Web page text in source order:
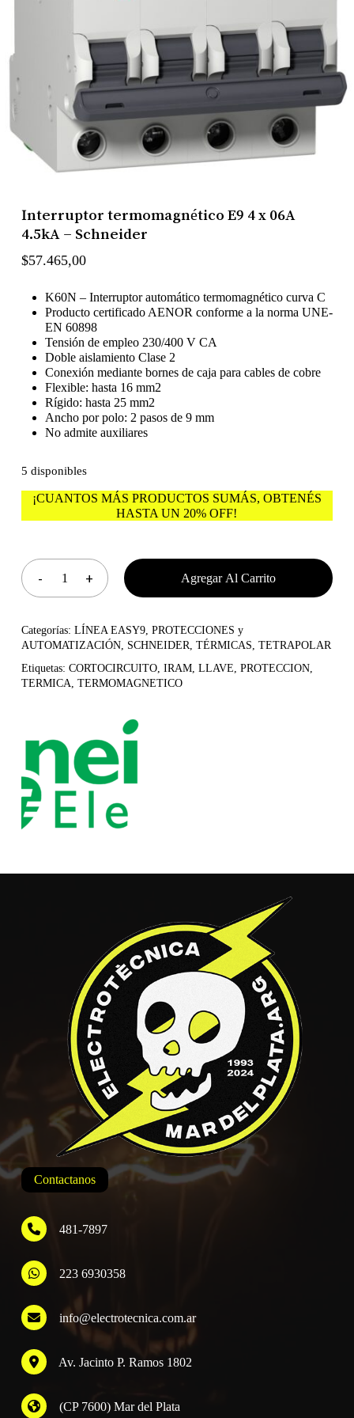
carrito.
Go To Shop
Interruptor termomagnético E9 4 x 06A
4.5kA – Schneider
$57.465,00
K60N – Interruptor automático termomagnético curva C
Producto certificado AENOR conforme a la norma UNE-
EN 60898
Tensión de empleo 230/400 V CA
Doble aislamiento Clase 2
Conexión mediante bornes de caja para cables de cobre
Flexible: hasta 16 mm2
Rígido: hasta 25 mm2
Ancho por polo: 2 pasos de 9 mm
No admite auxiliares
5 disponibles
¡CUANTOS MÁS PRODUCTOS SUMÁS, OBTENÉS
HASTA UN 20% OFF!
Agregar Al Carrito
Categorías: LÍNEA EASY9, PROTECCIONES y
AUTOMATIZACIÓN, SCHNEIDER, TÉRMICAS, TETRAPOLAR
Etiquetas: CORTOCIRCUITO, IRAM, LLAVE, PROTECCION,
TERMICA, TERMOMAGNETICO
Contactanos
481-7897
223 6930358
info@electrotecnica.com.ar
Av. Jacinto P. Ramos 1802
(CP 7600) Mar del Plata
Información
QUIENES SOMOS
POLÍTICA DE PRIVACIDAD
PREGUNTAS FRECUENTES
CONTACTANOS